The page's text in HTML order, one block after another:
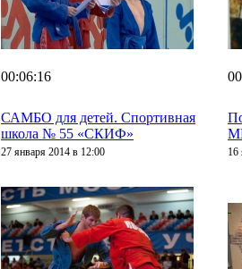
00:06:16
САМБО для детей. Спортивная
школа № 55 «СКИФ»
27 января 2014 в 12:00 16